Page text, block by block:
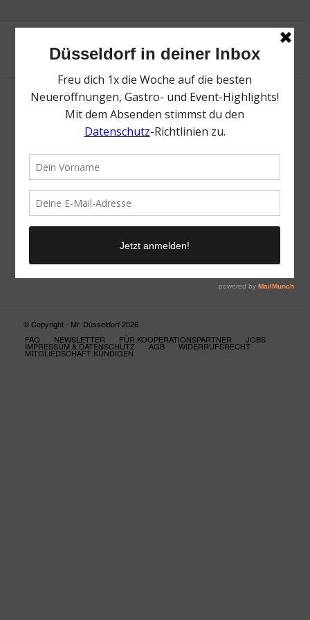
IMG_6833 (1)
6. Oktober 2025 /
© Copyright - Mr. Düsseldorf 2026
FAQ
NEWSLETTER FÜR KOOPERATIONSPARTNER JOBS
IMPRESSUM & DATENSCHUTZ AGB WIDERRUFSRECHT
MITGLIEDSCHAFT KÜNDIGEN